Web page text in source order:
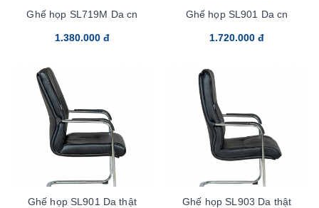
Ghế họp SL719M Da cn
1.380.000 đ
Ghế họp SL901 Da cn
1.720.000 đ
Ghế họp SL901 Da thật Ghế họp SL903 Da thật